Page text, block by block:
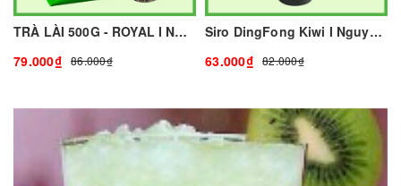
TRÀ LÀI 500G - ROYAL I NGUYÊN LIỆU PHA CHẾ - TOBEE FOOD
79.000₫ 86.000₫
Siro DingFong Kiwi I Nguyên Liệu Pha Chế - Tobee Food
63.000₫ 82.000₫